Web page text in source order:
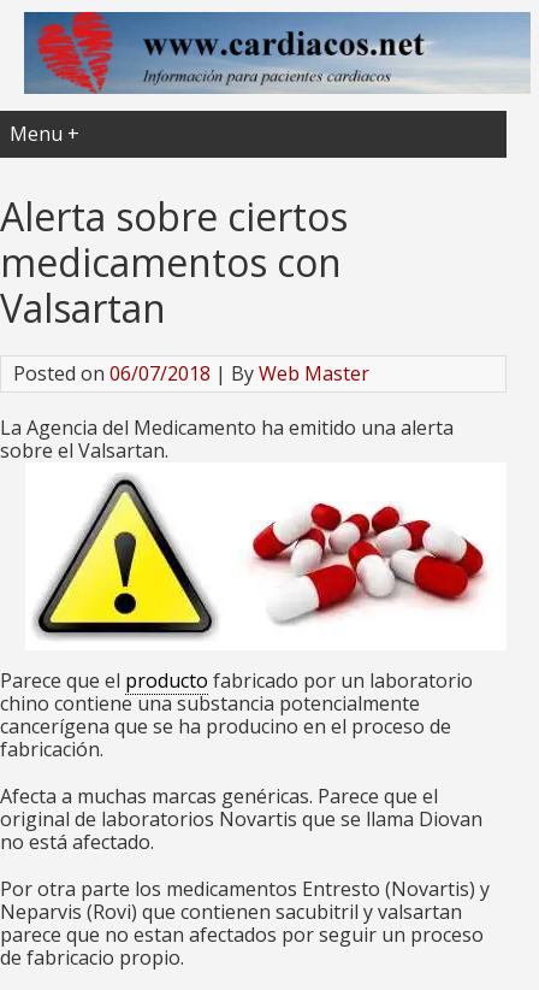
Menu +
Alerta sobre ciertos
medicamentos con
Valsartan
Posted on 06/07/2018 | ByWeb Master
La Agencia del Medicamento ha emitido una alerta
sobre el Valsartan.
Parece que el producto fabricado por un laboratorio
chino contiene una substancia potencialmente
cancerígena que se ha producino en el proceso de
fabricación.
Afecta a muchas marcas genéricas. Parece que el
original de laboratorios Novartis que se llama Diovan
no está afectado.
Por otra parte los medicamentos Entresto (Novartis) y
Neparvis (Rovi) que contienen sacubitril y valsartan
parece que no estan afectados por seguir un proceso
de fabricacio propio.